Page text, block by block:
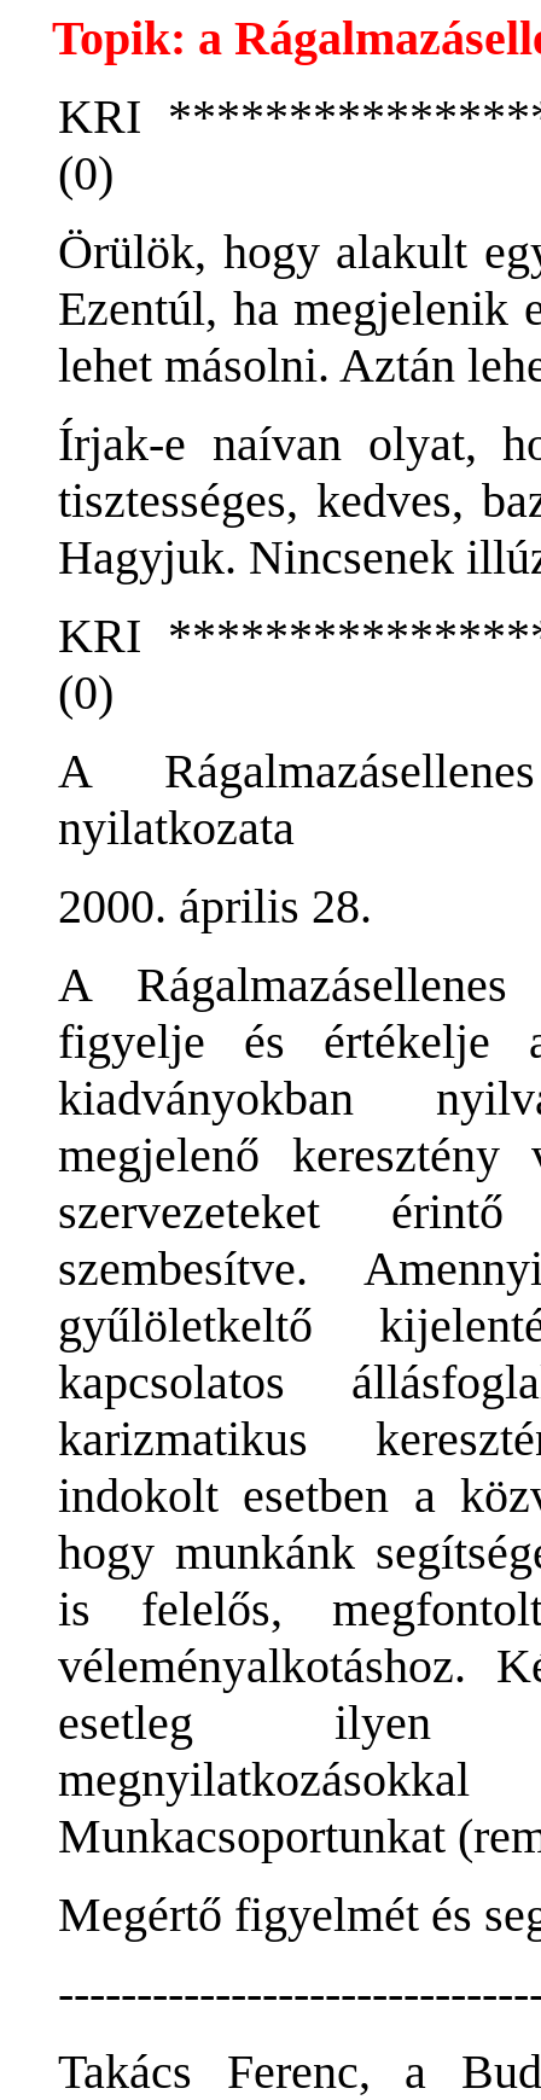
Topik: a
KRI
(0)
Örülök, hogy alakult
Ezentúl, ha megjelenik
lehet másolni. Aztán
Írjak-e naívan olyat,
tisztességes, kedves,
Hagyjuk. Nincsenek
KRI
(0)
A
nyilatkozata
2000. április 28.
A
figyelje és értékelje
kiadványokban
megjelenő keresztény
szervezeteket
szembesítve.
gyűlöletkeltő
kapcsolatos
karizmatikus
indokolt esetben a
hogy munkánk
is felelős,
véleményalkotáshoz.
esetleg ilyen
Munkacsoportunkat
Megértő figyelmét és
Takács Ferenc, a